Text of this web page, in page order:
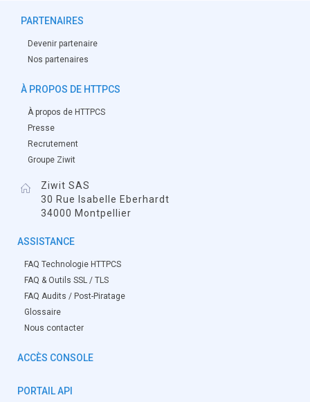
PARTENAIRES
Devenir partenaire
Nos partenaires
À PROPOS DE HTTPCS
À propos de HTTPCS
Presse
Recrutement
Groupe Ziwit
Ziwit SAS
30 Rue Isabelle Eberhardt
34000 Montpellier
ASSISTANCE
FAQ Technologie HTTPCS
FAQ & Outils SSL / TLS
FAQ Audits / Post-Piratage
Glossaire
Nous contacter
ACCÈS CONSOLE
PORTAIL API